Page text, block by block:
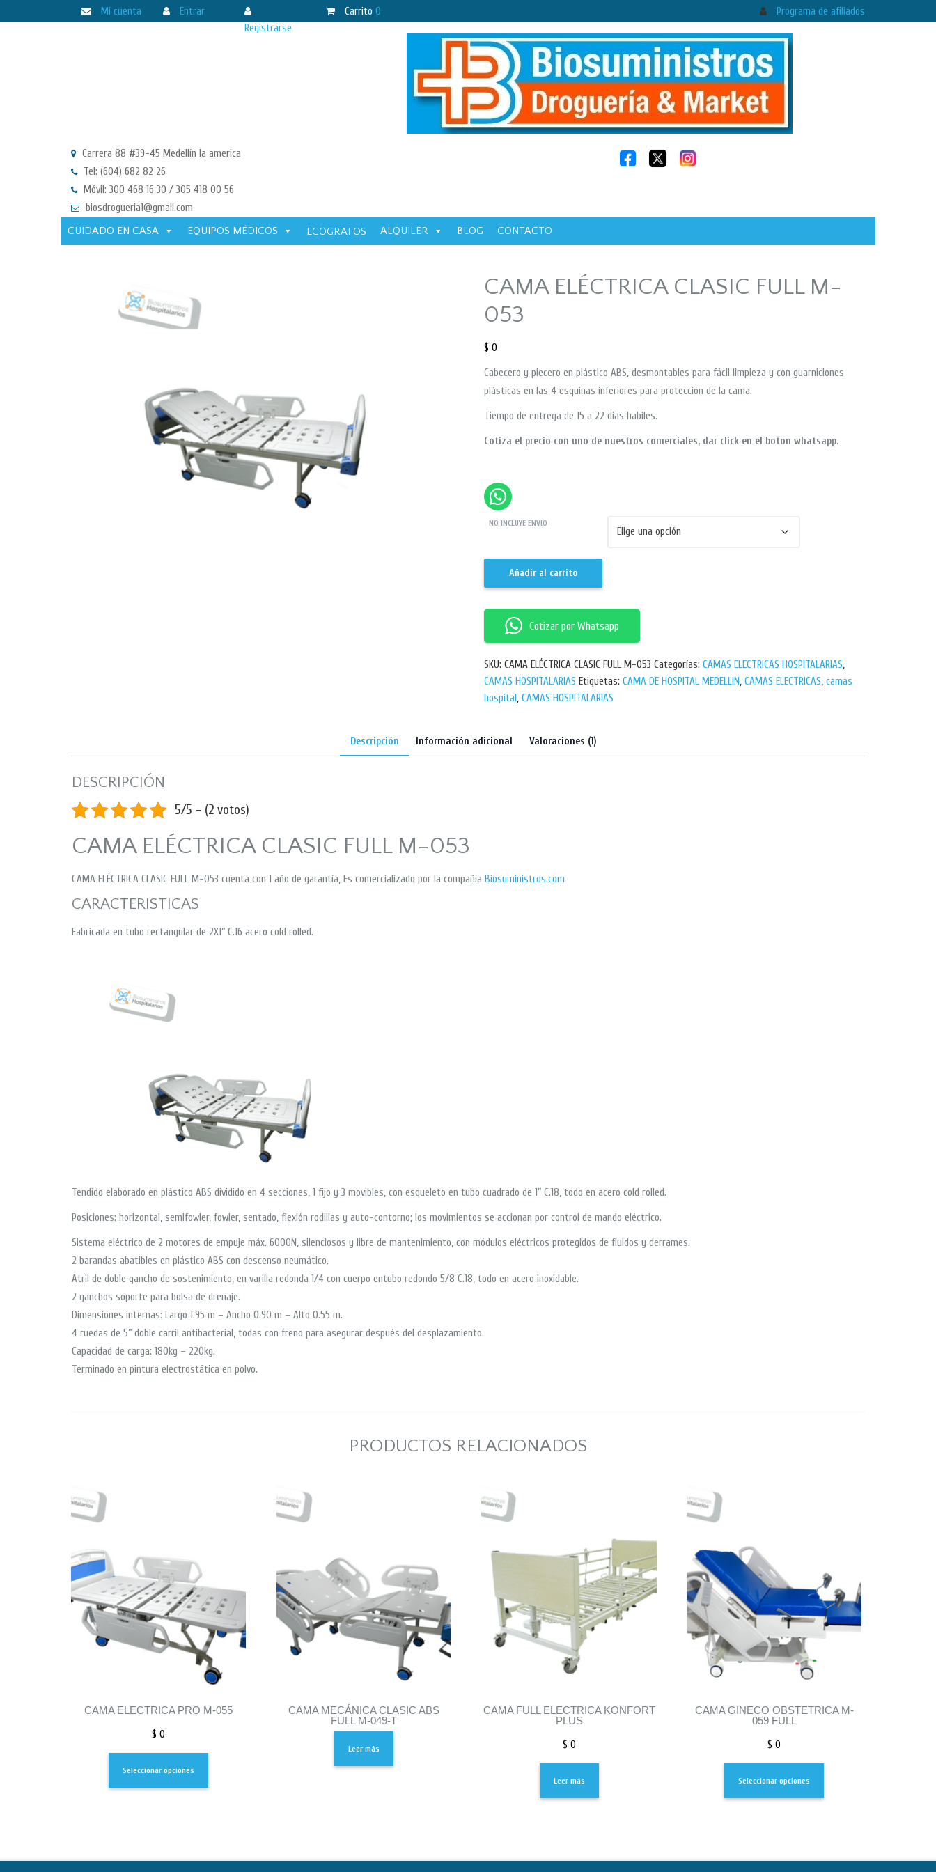
Mi cuenta
Entrar
Registrarse
Carrito 0 Programa de afiliados
Carrera 88 #39-45 Medellín la america
Tel: (604) 682 82 26
Móvil: 300 468 16 30 / 305 418 00 56
biosdrogueria1@gmail.com
CUIDADO EN CASA
EQUIPOS MÉDICOS ECOGRAFOS ALQUILER BLOG CONTACTO
CAMA ELÉCTRICA CLASIC FULL M-
053
$ 0
Cabecero y piecero en plástico ABS, desmontables para fácil limpieza y con guarniciones
plásticas en las 4 esquinas inferiores para protección de la cama.
Tiempo de entrega de 15 a 22 dias habiles.
Cotiza el precio con uno de nuestros comerciales, dar click en el boton whatsapp.
NO INCLUYE ENVIO
Añadir al carrito
Cotizar por Whatsapp
SKU: CAMA ELÉCTRICA CLASIC FULL M-053 Categorías: CAMAS ELECTRICAS HOSPITALARIAS,
CAMAS HOSPITALARIAS Etiquetas: CAMA DE HOSPITAL MEDELLIN, CAMAS ELECTRICAS, camas
hospital , CAMAS HOSPITALARIAS
Descripción Información adicional Valoraciones (1)
DESCRIPCIÓN
5/5 - (2 votos)
CAMA ELÉCTRICA CLASIC FULL M-053
CAMA ELÉCTRICA CLASIC FULL M-053 cuenta con 1 año de garantía, Es comercializado por la compañía Biosuministros.com
CARACTERISTICAS
Fabricada en tubo rectangular de 2X1” C.16 acero cold rolled.
Tendido elaborado en plástico ABS dividido en 4 secciones, 1 fijo y 3 movibles, con esqueleto en tubo cuadrado de 1” C.18, todo en acero cold rolled.
Posiciones: horizontal, semifowler, fowler, sentado, flexión rodillas y auto-contorno; los movimientos se accionan por control de mando eléctrico.
Sistema eléctrico de 2 motores de empuje máx. 6000N, silenciosos y libre de mantenimiento, con módulos eléctricos protegidos de fluidos y derrames.
2 barandas abatibles en plástico ABS con descenso neumático.
Atril de doble gancho de sostenimiento, en varilla redonda 1/4 con cuerpo entubo redondo 5/8 C.18, todo en acero inoxidable.
2 ganchos soporte para bolsa de drenaje.
Dimensiones internas: Largo 1.95 m – Ancho 0.90 m – Alto 0.55 m.
4 ruedas de 5” doble carril antibacterial, todas con freno para asegurar después del desplazamiento.
Capacidad de carga: 180kg – 220kg.
Terminado en pintura electrostática en polvo.
PRODUCTOS RELACIONADOS
CAMA ELECTRICA PRO M-055
$ 0
Seleccionar opciones
CAMA MECÁNICA CLASIC ABS
FULL M-049-T
Leer más
CAMA FULL ELECTRICA KONFORT
PLUS
$ 0
Leer más
CAMA GINECO OBSTETRICA M-
059 FULL
$ 0
Seleccionar opciones